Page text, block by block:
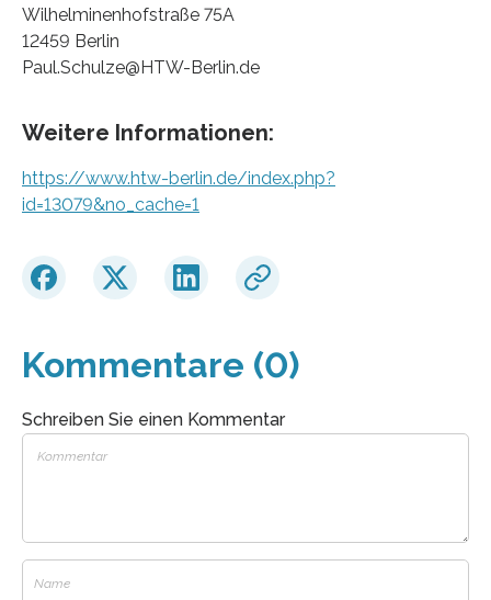
Wilhelminenhofstraße 75A
12459 Berlin
Paul.Schulze@HTW-Berlin.de
Weitere Informationen:
https://www.htw-berlin.de/index.php?
id=13079&no_cache=1
Kommentare (0)
Schreiben Sie einen Kommentar